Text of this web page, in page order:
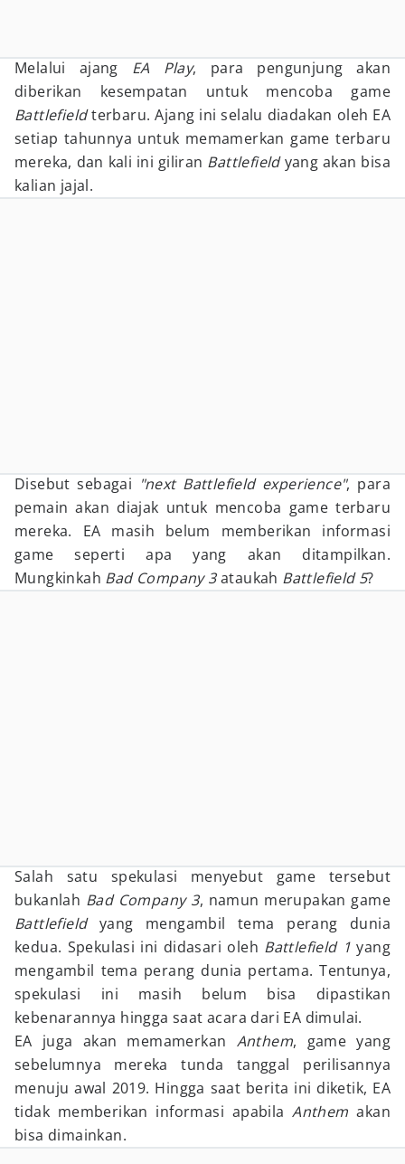
Melalui ajang EA Play, para pengunjung akan
diberikan kesempatan untuk mencoba game
Battlefieldterbaru. Ajang ini selalu diadakan oleh EA
setiap tahunnya untuk memamerkan game terbaru
mereka, dan kali ini giliran Battlefieldyang akan bisa
kalian jajal.
Disebut sebagai "next Battlefield experience", para
pemain akan diajak untuk mencoba game terbaru
mereka. EA masih belum memberikan informasi
game seperti apa yang akan ditampilkan.
Mungkinkah Bad Company 3ataukah Battlefield 5?
Salah satu spekulasi menyebut game tersebut
bukanlah Bad Company 3, namun merupakan game
Battlefieldyang mengambil tema perang dunia
kedua. Spekulasi ini didasari oleh Battlefield 1 yang
mengambil tema perang dunia pertama. Tentunya,
spekulasi ini masih belum bisa dipastikan
kebenarannya hingga saat acara dari EA dimulai.
EA juga akan memamerkan Anthem, game yang
sebelumnya mereka tunda tanggal perilisannya
menuju awal 2019. Hingga saat berita ini diketik, EA
tidak memberikan informasi apabilaAnthem akan
bisa dimainkan.